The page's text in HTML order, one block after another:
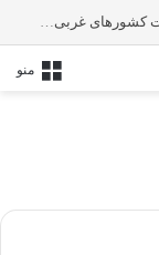
پزشکیان در تماس با نخست‌ وزیر انگلیس: حمایت کشور‌های غربی از رژیم صهیونیستی امنیت منطقه و جهان را به خطر انداخته است
منو